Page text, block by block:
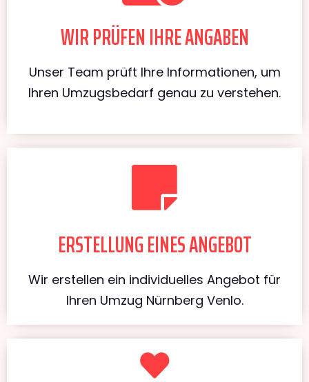
WIR PRÜFEN IHRE ANGABEN
Unser Team prüft Ihre Informationen, um
Ihren Umzugsbedarf genau zu verstehen.
ERSTELLUNG EINES ANGEBOT
Wir erstellen ein individuelles Angebot für
Ihren Umzug Nürnberg Venlo.